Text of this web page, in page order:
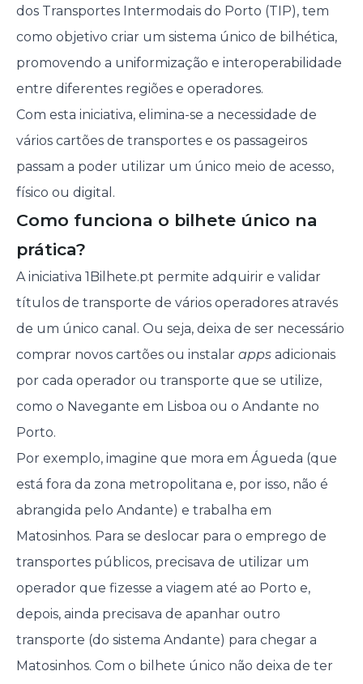
dos Transportes Intermodais do Porto (TIP), tem
como objetivo criar um sistema único de bilhética,
promovendo a uniformização e interoperabilidade
entre diferentes regiões e operadores.
Com esta iniciativa, elimina-se a necessidade de
vários cartões de transportes e os passageiros
passam a poder utilizar um único meio de acesso,
físico ou digital.
Como funciona o bilhete único na
prática?
A iniciativa 1Bilhete.pt permite adquirir e validar
títulos de transporte de vários operadores através
de um único canal. Ou seja, deixa de ser necessário
comprar novos cartões ou instalar appsadicionais
por cada operador ou transporte que se utilize,
como o Navegante em Lisboa ou o Andante no
Porto.
Por exemplo, imagine que mora em Águeda (que
está fora da zona metropolitana e, por isso, não é
abrangida pelo Andante) e trabalha em
Matosinhos. Para se deslocar para o emprego de
transportes públicos, precisava de utilizar um
operador que fizesse a viagem até ao Porto e,
depois, ainda precisava de apanhar outro
transporte (do sistema Andante) para chegar a
Matosinhos. Com o bilhete único não deixa de ter